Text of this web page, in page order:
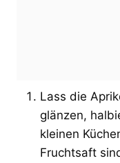
Lass die
glänzen,
kleinen
Fruchtsaft